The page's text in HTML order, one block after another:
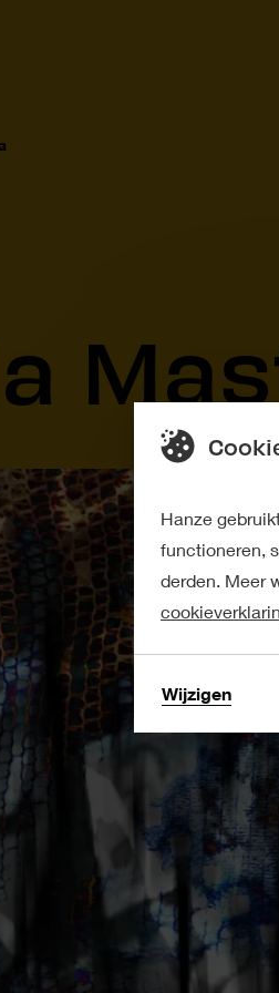
Hanze
functioneren,
derden. Meer
Wijzigen